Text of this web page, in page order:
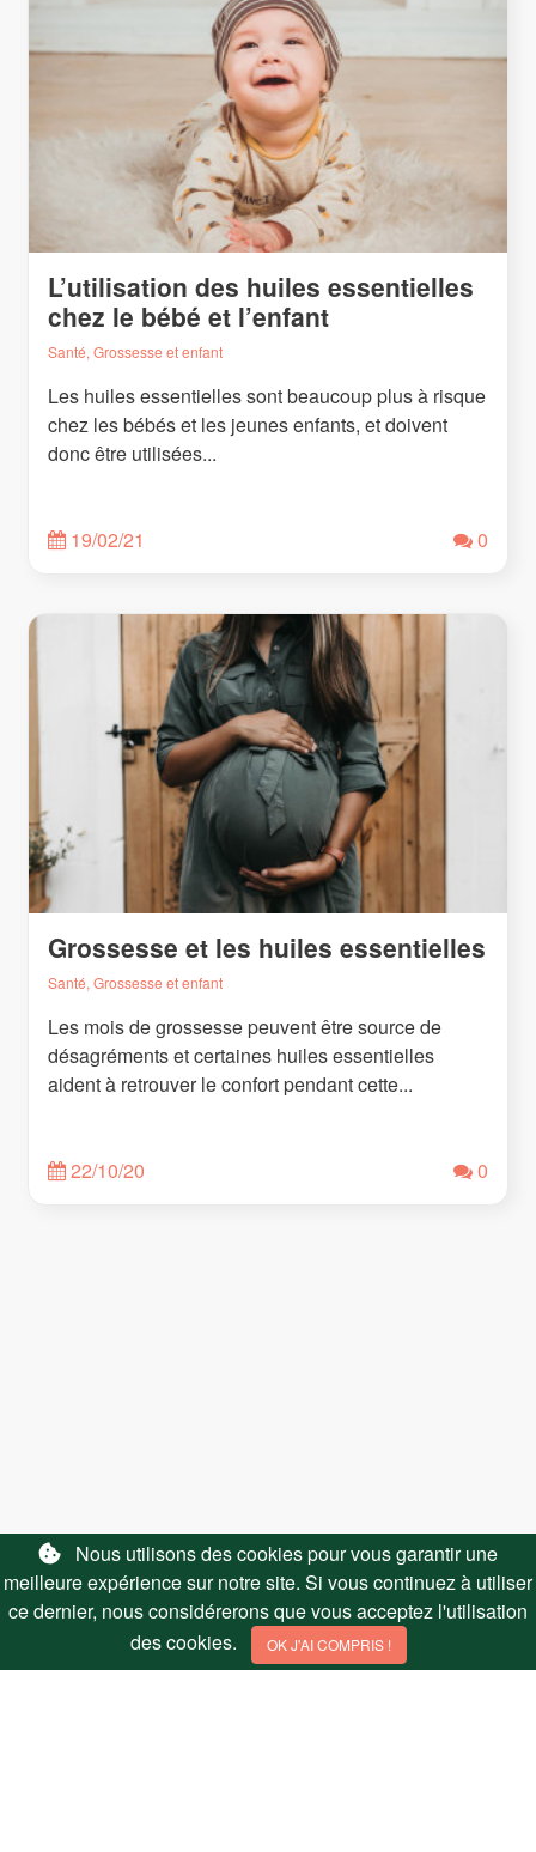
L’utilisation des huiles essentielles
chez le bébé et l’enfant
Santé, Grossesse et enfant
Les huiles essentielles sont beaucoup plus à risque
chez les bébés et les jeunes enfants, et doivent
donc être utilisées...
19/02/21 0
Grossesse et les huiles essentielles
Santé, Grossesse et enfant
Les mois de grossesse peuvent être source de
désagréments et certaines huiles essentielles
aident à retrouver le confort pendant cette...
22/10/20 0
LIENS UTILES
Nous contacter
Affiliation
SUIVEZ NOUS
Nous utilisons des cookies pour vous garantir une
meilleure expérience sur notre site. Si vous continuez à utiliser
ce dernier, nous considérerons que vous acceptez l'utilisation
des cookies.
OK J'AI COMPRIS !